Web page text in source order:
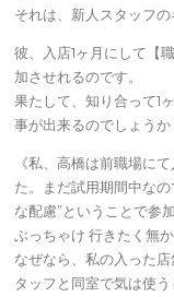
それは、新人スタッフ
彼、入店1ヶ月にして【
加させれるのです。
果たして、知り合って1
事が出来るのでしょうか
《私、高橋は前職場に
た。まだ試用期間中な
な配慮”ということで参
ぶっちゃけ 行きたく無
なぜなら、私の入った
タッフと同室で気は使う